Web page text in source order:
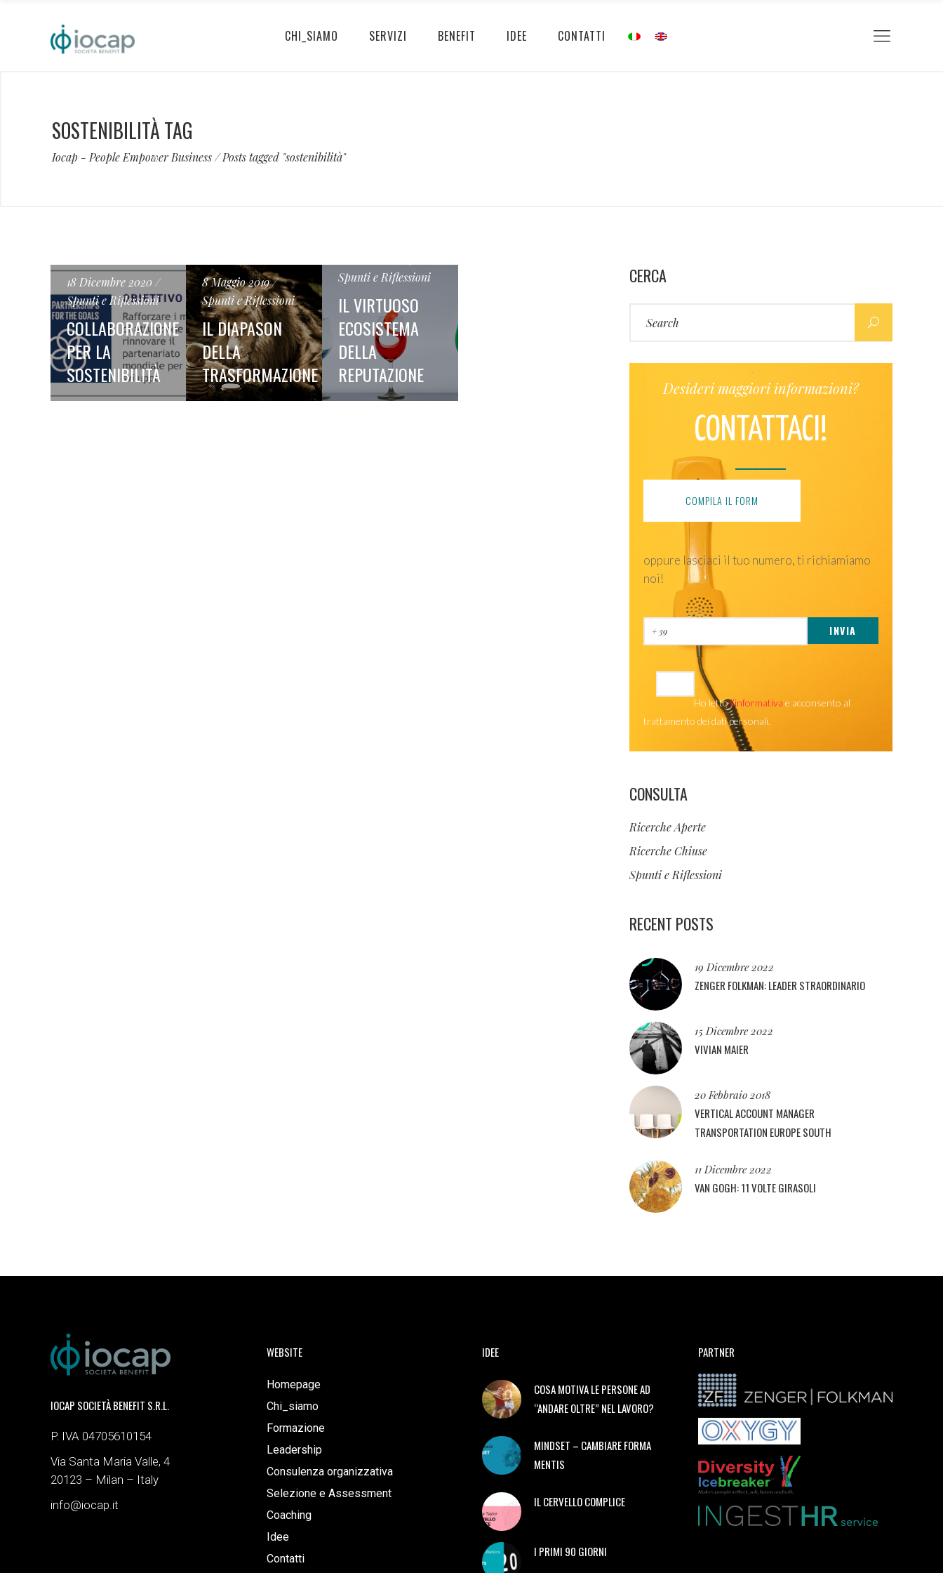
CHI_SIAMO SERVIZI BENEFIT IDEE CONTATTI
SOSTENIBILITÀ TAG
Iocap - People Empower Business/Posts tagged "sostenibilità"
18 Dicembre 2020
Spunti e Riflessioni
COLLABORAZIONE
PER LA
SOSTENIBILITÀ
8 Maggio 2019
Spunti e Riflessioni
IL DIAPASON
DELLA
TRASFORMAZIONE
Spunti e Riflessioni
IL VIRTUOSO
ECOSISTEMA
DELLA
REPUTAZIONE
CERCA
for:
Desideri maggiori informazioni?
CONTATTACI!
COMPILA IL FORM
oppure lasciaci il tuo numero, ti richiamiamo
noi!
Ho lettol’informativa e acconsento al
trattamento dei dati personali.
CONSULTA
Ricerche Aperte
Ricerche Chiuse
Spunti e Riflessioni
RECENT POSTS
19 Dicembre 2022
ZENGER FOLKMAN: LEADER STRAORDINARIO
15 Dicembre 2022
VIVIAN MAIER
20 Febbraio 2018
VERTICAL ACCOUNT MANAGER
TRANSPORTATION EUROPE SOUTH
11 Dicembre 2022
VAN GOGH: 11 VOLTE GIRASOLI
IOCAP SOCIETÀ BENEFIT S.R.L.
P. IVA 04705610154
Via Santa Maria Valle, 4
20123 – Milan – Italy
info@iocap.it
WEBSITE
Homepage
Chi_siamo
Formazione
Leadership
Consulenza organizzativa
Selezione e Assessment
Coaching
Idee
Contatti
IDEE
COSA MOTIVA LE PERSONE AD
“ANDARE OLTRE” NEL LAVORO?
MINDSET – CAMBIARE FORMA
MENTIS
IL CERVELLO COMPLICE
I PRIMI 90 GIORNI
PARTNER